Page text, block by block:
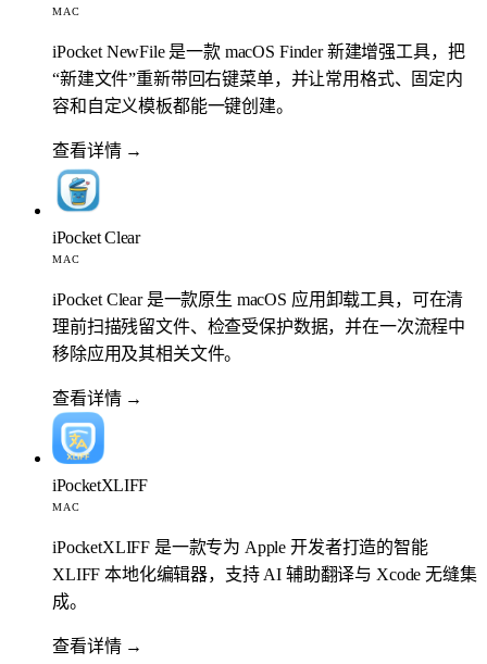
MAC
iPocket NewFile 是一款 macOS Finder 新建增强工具，把
“新建文件”重新带回右键菜单，并让常用格式、固定内
容和自定义模板都能一键创建。
查看详情 →
iPocket Clear
MAC
iPocket Clear 是一款原生 macOS 应用卸载工具，可在清
理前扫描残留文件、检查受保护数据，并在一次流程中
移除应用及其相关文件。
查看详情 →
iPocketXLIFF
MAC
iPocketXLIFF 是一款专为 Apple 开发者打造的智能
XLIFF 本地化编辑器，支持 AI 辅助翻译与 Xcode 无缝集
成。
查看详情 →